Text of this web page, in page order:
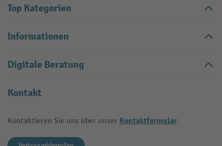
Top Kategorien
Informationen
Digitale Beratung
Kontakt
Kontaktieren Sie uns über unser Kontaktformular.